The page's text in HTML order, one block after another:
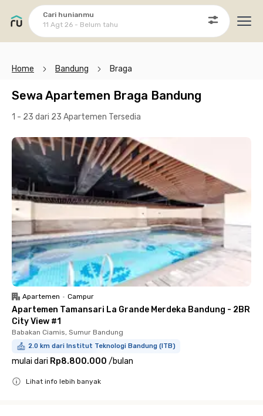
Cari hunianmu
11 Agt 26 - Belum tahu
Home Bandung Braga
Sewa Apartemen Braga Bandung
1 - 23 dari 23 Apartemen Tersedia
Apartemen • Campur
Apartemen Tamansari La Grande Merdeka Bandung - 2BR
City View #1
Babakan Ciamis, Sumur Bandung
2.0 km dari Institut Teknologi Bandung (ITB)
mulai dari Rp8.800.000 /bulan
Lihat info lebih banyak